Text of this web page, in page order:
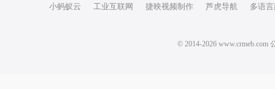
小蚂蚁云
工业互联网 捷映视频制作 芦虎导航 多语
© 2014-2026